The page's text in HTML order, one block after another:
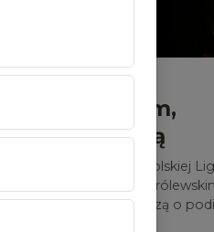
o podium,
wygraną
mecz 7. kolejki Polskiej
CKB Potężnie z
Gospodarze walczą o